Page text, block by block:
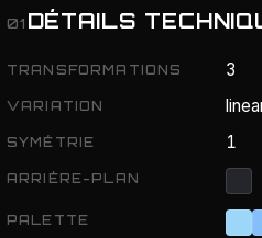
01 DÉTAILS
TRANSFORMATIONS 3
VARIATION
SYMÉTRIE 1
ARRIÈRE-PLAN
PALETTE